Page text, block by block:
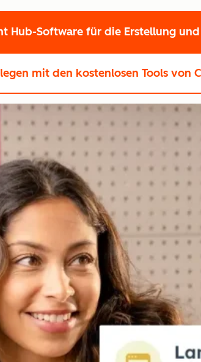
Hub-Software für die Erstellung
mit den kostenlosen Tools von